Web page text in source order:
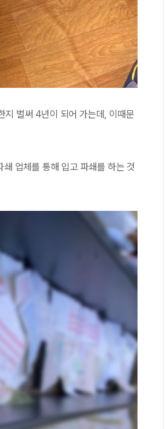
지 벌써 4년이 되어 가는데, 이때문
업체를 통해 입고 파쇄를 하는 것